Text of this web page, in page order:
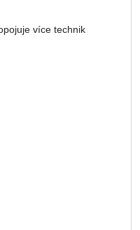
více technik